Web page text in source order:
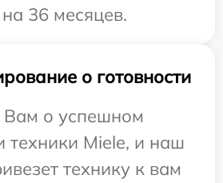
36 месяцев.
о готовности
о успешном
техники Miele, и наш
технику к вам